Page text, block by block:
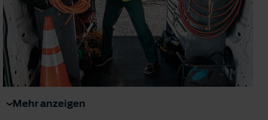
Mehr anzeigen